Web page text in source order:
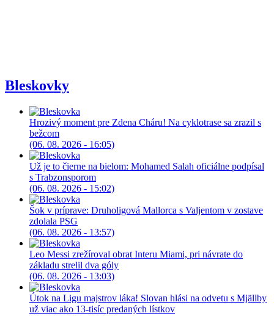
Bleskovky
Hrozivý moment pre Zdena Cháru! Na cyklotrase sa zrazil s
bežcom
(06. 08. 2026 - 16:05)
Už je to čierne na bielom: Mohamed Salah oficiálne podpísal
s Trabzonsporom
(06. 08. 2026 - 15:02)
Šok v príprave: Druholigová Mallorca s Valjentom v zostave
zdolala PSG
(06. 08. 2026 - 13:57)
Leo Messi zrežíroval obrat Interu Miami, pri návrate do
základu strelil dva góly
(06. 08. 2026 - 13:03)
Útok na Ligu majstrov láka! Slovan hlási na odvetu s Mjällby
už viac ako 13-tisíc predaných lístkov